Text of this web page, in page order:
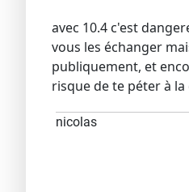
avec 10.4 c'est
vous les échanger
publiquement, et
risque de te péter à la
nicolas